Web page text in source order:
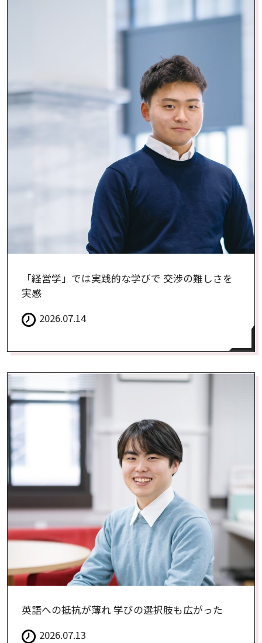
「経営学」では実践的な学びで 交渉の難しさを
実感
2026.07.14
英語への抵抗が薄れ 学びの選択肢も広がった
2026.07.13